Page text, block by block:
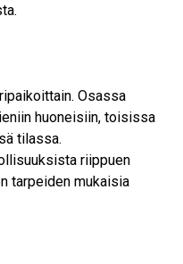
Osassa
huoneisiin, toisissa
tilassa.
riippuen
tarpeiden mukaisia